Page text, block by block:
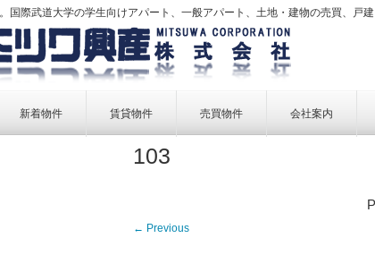
国際武道大学の学生向けアパート、一般アパート、土地・建物の売買、戸建
新着物件 賃貸物件
賃貸物件一覧
売買物件 会社案内
103
← Previous